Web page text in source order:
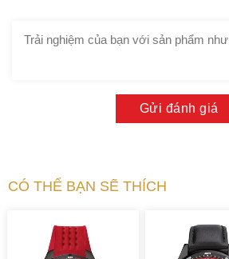
Gửi đánh giá
CÓ THỂ BẠN SẼ THÍCH